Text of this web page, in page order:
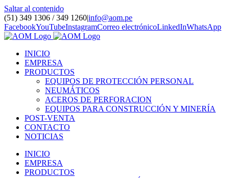
Saltar al contenido
(51) 349 1306 / 349 1260|info@aom.pe
FacebookYouTubeInstagramCorreo electrónicoLinkedInWhatsApp
INICIO
EMPRESA
PRODUCTOS
EQUIPOS DE PROTECCIÓN PERSONAL
NEUMÁTICOS
ACEROS DE PERFORACION
EQUIPOS PARA CONSTRUCCIÓN Y MINERÍA
POST-VENTA
CONTACTO
NOTICIAS
INICIO
EMPRESA
PRODUCTOS